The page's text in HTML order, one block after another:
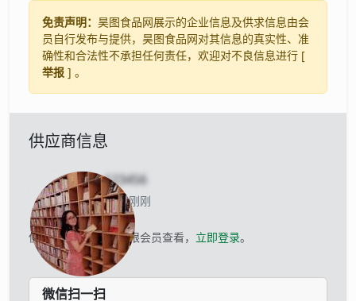
免责声明： 昊图食品网展示的企业信息及供求信息由会
员自行发布与提供，昊图食品网对其信息的真实性、准
确性和合法性不承担任何责任，欢迎对不良信息进行 [
举报 ] 。
供应商信息
uid-123456
当前离线 刚刚
供应商的联系方式仅限会员查看， 立即登录。
微信扫一扫